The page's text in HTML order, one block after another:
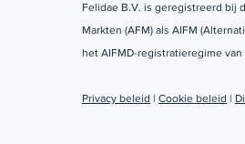
Felidae B.V. is geregistreerd bij
Markten (AFM) als AIFM
het AIFMD-registratieregime
Privacy beleid | Cookie beleid |